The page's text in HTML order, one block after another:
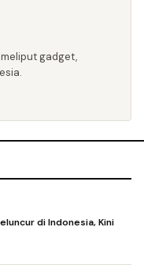
gadget,
di Indonesia, Kini